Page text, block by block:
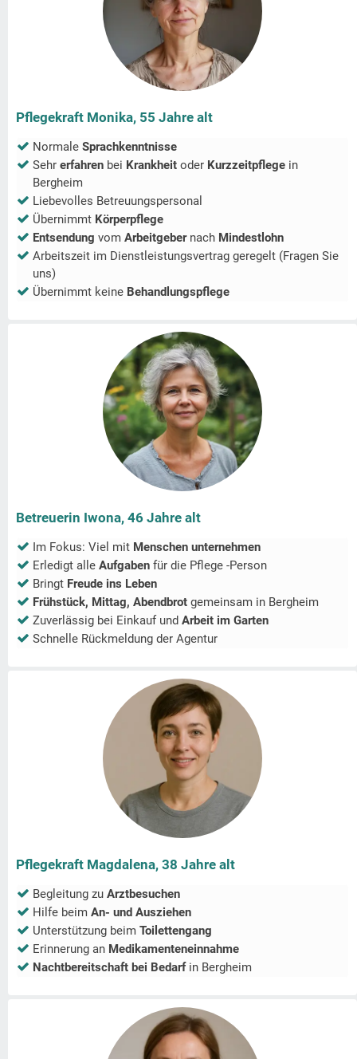
Pflegekraft Monika, 55 Jahre alt
Normale Sprachkenntnisse
Sehr erfahren bei Krankheit oder Kurzzeitpflege in
Bergheim
Liebevolles Betreuungspersonal
Übernimmt Körperpflege
Entsendung vom Arbeitgeber nach Mindestlohn
Arbeitszeit im Dienstleistungsvertrag geregelt (Fragen Sie
uns)
Übernimmt keine Behandlungspflege
Betreuerin Iwona, 46 Jahre alt
Im Fokus: Viel mit Menschen unternehmen
Erledigt alle Aufgaben für die Pflege -Person
Bringt Freude ins Leben
Frühstück, Mittag, Abendbrot gemeinsam in Bergheim
Zuverlässig bei Einkauf und Arbeit im Garten
Schnelle Rückmeldung der Agentur
Pflegekraft Magdalena, 38 Jahre alt
Begleitung zu Arztbesuchen
Hilfe beim An- und Ausziehen
Unterstützung beim Toilettengang
Erinnerung an Medikamenteneinnahme
Nachtbereitschaft bei Bedarfin Bergheim